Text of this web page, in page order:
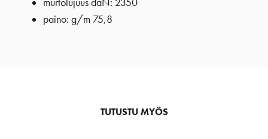
paino: g/m 75,8
TUTUSTU MYÖS